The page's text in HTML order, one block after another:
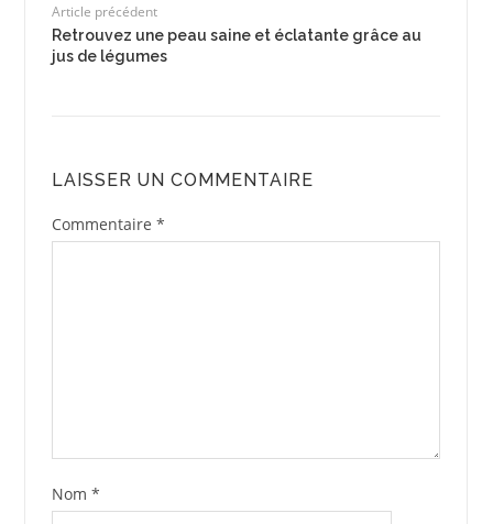
Article précédent
Retrouvez une peau saine et éclatante grâce au
jus de légumes
LAISSER UN COMMENTAIRE
Commentaire *
Nom *